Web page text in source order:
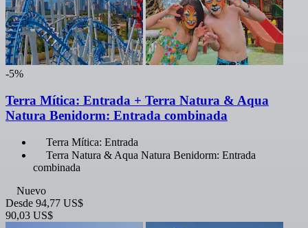
-5%
Terra Mítica: Entrada + Terra Natura & Aqua
Natura Benidorm: Entrada combinada
Terra Mítica: Entrada
Terra Natura & Aqua Natura Benidorm: Entrada
combinada
Nuevo
Desde 94,77 US$
90,03 US$